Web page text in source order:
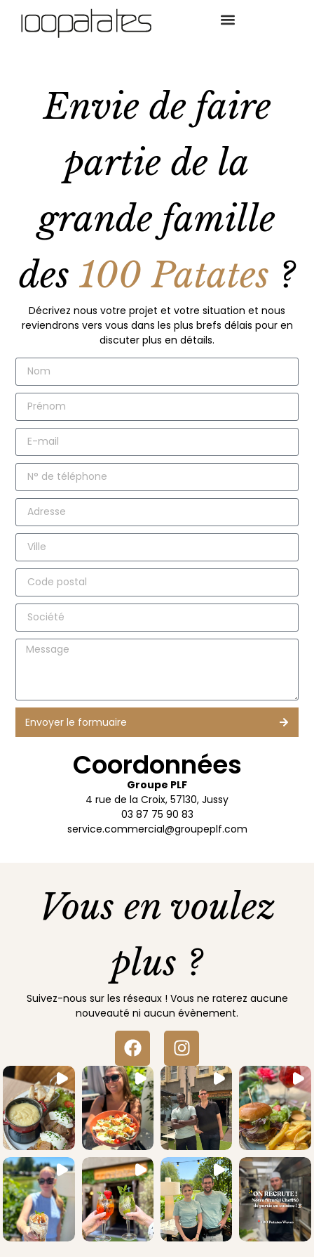
Envie de faire
partie de la
grande famille
des 100 Patates ?
Décrivez nous votre projet et votre situation et nous
reviendrons vers vous dans les plus brefs délais pour en
discuter plus en détails.
Envoyer le formuaire
Coordonnées
Groupe PLF
4 rue de la Croix, 57130, Jussy
03 87 75 90 83
service.commercial@groupeplf.com
Vous en voulez
plus ?
Suivez-nous sur les réseaux ! Vous ne raterez aucune
nouveauté ni aucun évènement.